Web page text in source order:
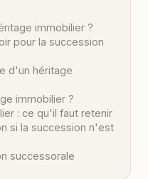
immobilier ?
pour la succession
d'un héritage
immobilier ?
: ce qu'il faut retenir
si la succession n'est
successorale